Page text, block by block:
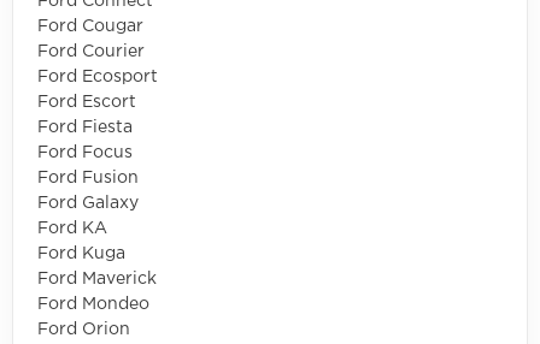
Ford Cougar
Ford Courier
Ford Ecosport
Ford Escort
Ford Fiesta
Ford Focus
Ford Fusion
Ford Galaxy
Ford KA
Ford Kuga
Ford Maverick
Ford Mondeo
Ford Orion